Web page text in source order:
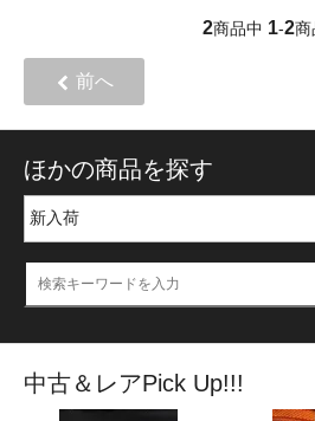
2商品中 1-2商
前へ
ほかの商品を探す
中古＆レアPick Up!!!